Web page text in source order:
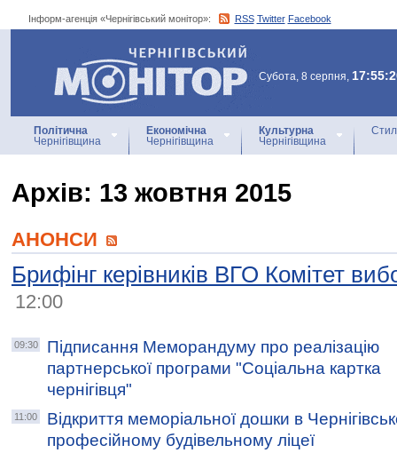
Інформ-агенція «Чернігівський монітор»: RSS Twitter Facebook
Інформ-агенція
«Чернігівський монітор»
Субота, 8 серпня,
Політична
Чернігівщина
Економічна
Чернігівщина
Культурна
Чернігівщина
Архiв: 13 жовтня 2015
АНОНСИ
Брифінг керівників ВГО Комітет
12:00
09:30
Підписання Меморандуму про реалізацію
партнерської програми "Соціальна картка
чернігівця"
11:00
Відкриття меморіальної дошки в
професійному будівельному ліцеї